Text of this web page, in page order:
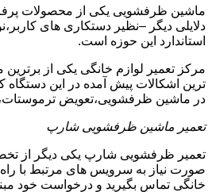
ماشین ظرفشویی یکی از محصولات
دلایلی دیگر –نظیر دستکاری های
استاندارد این حوزه است.
مرکز تعمیر لوازم خانگی یکی از
ترین اشکالات پیش آمده در این
در ماشین ظرفشویی،تعویض
تعمیر ماشین ظرفشویی شارپ
تعمیر ظرفشویی شارپ یکی دیگر از
صورت نیاز به سرویس های مرتبط با
خانگی تماس بگیرید و درخواست خود